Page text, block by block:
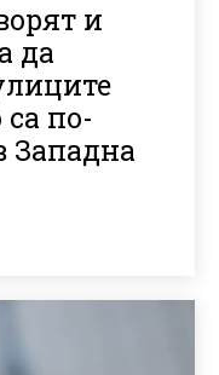
и
да
по-
Западна